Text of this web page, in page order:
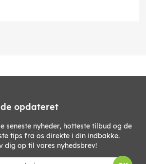
opdateret
seneste nyheder, hotteste tilbud og de
tips fra os direkte i din indbakke.
dig op til vores nyhedsbrev!